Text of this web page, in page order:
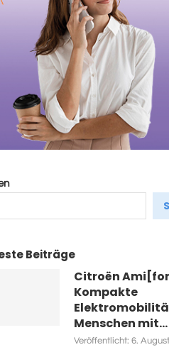
Beiträge
Citroën
Kompakte
Menschen mit...
Veröffentlicht: 6.